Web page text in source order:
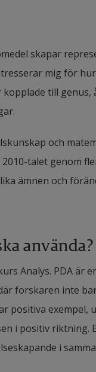
skapar
mig för
till genus,
och
talet genom
ämnen och
använda?
Analys. PDA är
forskaren inte
positiva exempel,
i positiv riktning.
i